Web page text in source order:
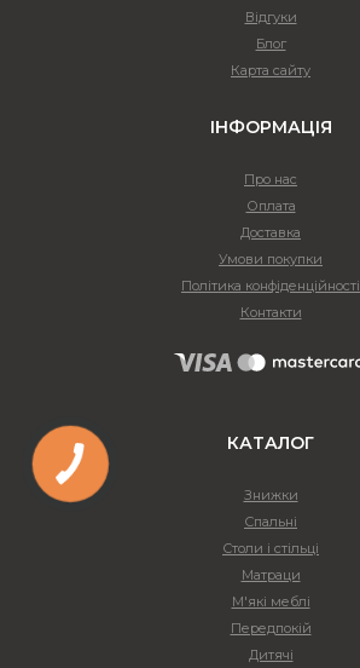
Відгуки
Блог
Карта сайту
ІНФОРМАЦІЯ
Про нас
Оплата
Доставка
Умови покупки
Політика конфіденційності
Контакти
КАТАЛОГ
Знижки
Спальні
Столи і стільці
Матраци
М'які меблі
Передпокій
Дитячі